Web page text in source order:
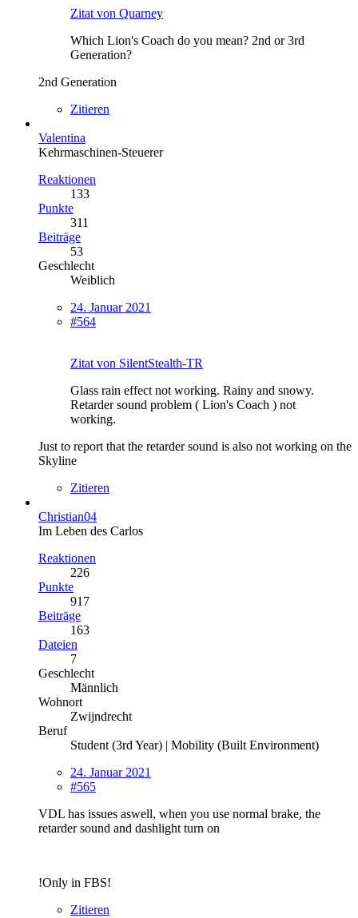
Zitat von Quarney
Which Lion's Coach do you mean? 2nd or 3rd
Generation?
2nd Generation
Zitieren
Valentina
Kehrmaschinen-Steuerer
Reaktionen
133
Punkte
311
Beiträge
53
Geschlecht
Weiblich
24. Januar 2021
#564
Zitat von SilentStealth-TR
Glass rain effect not working. Rainy and snowy.
Retarder sound problem ( Lion's Coach ) not
working.
Just to report that the retarder sound is also not working on the
Skyline
Zitieren
Christian04
Im Leben des Carlos
Reaktionen
226
Punkte
917
Beiträge
163
Dateien
7
Geschlecht
Männlich
Wohnort
Zwijndrecht
Beruf
Student (3rd Year) | Mobility (Built Environment)
24. Januar 2021
#565
VDL has issues aswell, when you use normal brake, the
retarder sound and dashlight turn on
!Only in FBS!
Zitieren